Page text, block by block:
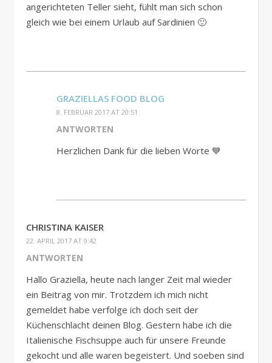
angerichteten Teller sieht, fühlt man sich schon
gleich wie bei einem Urlaub auf Sardinien 🙂
GRAZIELLAS FOOD BLOG
8. FEBRUAR 2017 AT 20:51
ANTWORTEN
Herzlichen Dank für die lieben Worte 💙
CHRISTINA KAISER
22. APRIL 2017 AT 9:42
ANTWORTEN
Hallo Graziella, heute nach langer Zeit mal wieder
ein Beitrag von mir. Trotzdem ich mich nicht
gemeldet habe verfolge ich doch seit der
Küchenschlacht deinen Blog. Gestern habe ich die
Italienische Fischsuppe auch für unsere Freunde
gekocht und alle waren begeistert. Und soeben sind